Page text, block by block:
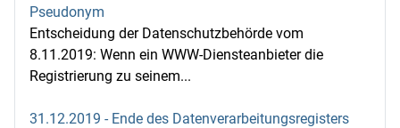
Pseudonym
Entscheidung der Datenschutzbehörde vom
8.11.2019: Wenn ein WWW-Diensteanbieter die
Registrierung zu seinem...
31.12.2019 - Ende des Datenverarbeitungsregisters